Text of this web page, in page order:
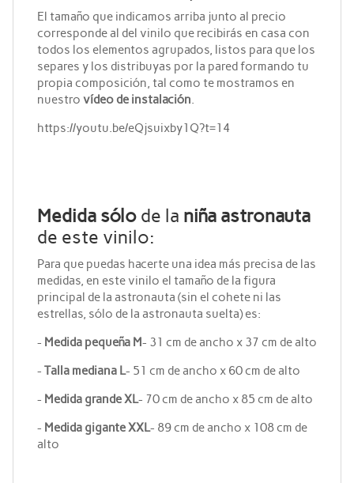
El tamaño que indicamos arriba junto al precio
corresponde al del vinilo que recibirás en casa con
todos los elementos agrupados, listos para que los
separes y los distribuyas por la pared formando tu
propia composición, tal como te mostramos en
nuestro vídeo de instalación.
https://youtu.be/eQjsuixby1Q?t=14
Medida sólode la niña astronauta
de este vinilo:
Para que puedas hacerte una idea más precisa de las
medidas, en este vinilo el tamaño de la figura
principal de la astronauta (sin el cohete ni las
estrellas, sólo de la astronauta suelta) es:
- Medida pequeña M- 31 cm de ancho x 37 cm de alto
- Talla mediana L- 51 cm de ancho x 60 cm de alto
- Medida grande XL- 70 cm de ancho x 85 cm de alto
- Medida gigante XXL- 89 cm de ancho x 108 cm de
alto